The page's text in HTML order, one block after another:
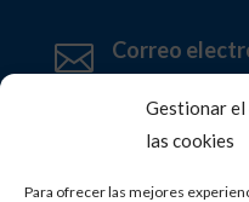
Gestionar
las cookies
Para ofrecer las mejores
 Correo
¿Cómo llegar?
C/ Clara Janés,